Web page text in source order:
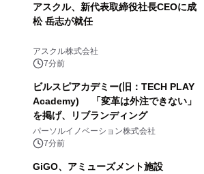
アスクル、新代表取締役社長CEOに成
松 岳志が就任
アスクル株式会社
7分前
ビルスピアカデミー(旧：TECH PLAY
Academy) 「変革は外注できない」
を掲げ、リブランディング
パーソルイノベーション株式会社
7分前
GiGO、アミューズメント施設